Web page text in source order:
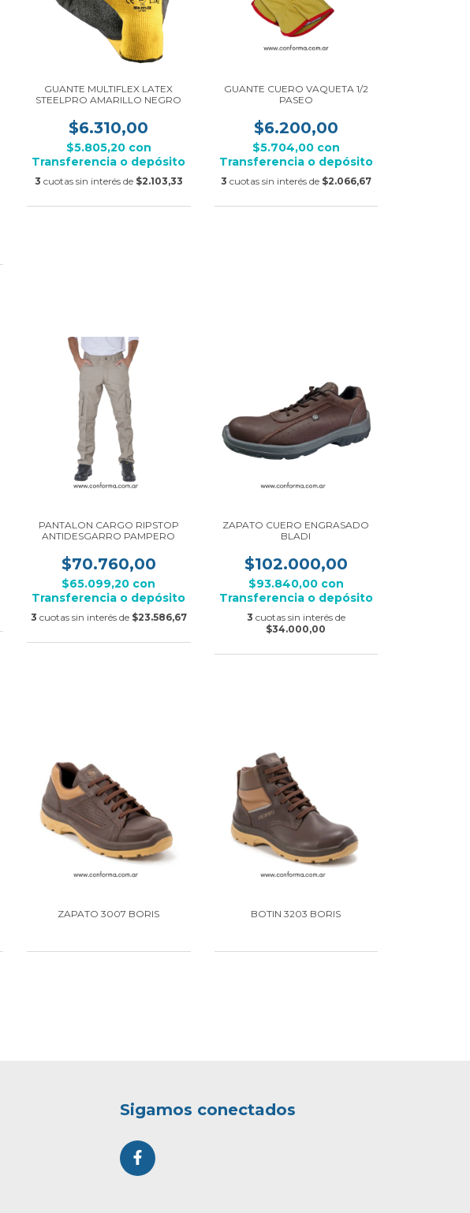
GUANTE MULTIFLEX LATEX
STEELPRO AMARILLO NEGRO
$6.310,00
$5.805,20 con
Transferencia o depósito
3 cuotas sin interés de $2.103,33
GUANTE CUERO VAQUETA 1/2
PASEO
$6.200,00
$5.704,00 con
Transferencia o depósito
3 cuotas sin interés de $2.066,67
PANTALON CARGO RIPSTOP
ANTIDESGARRO PAMPERO
$70.760,00
$65.099,20 con
Transferencia o depósito
3 cuotas sin interés de $23.586,67
ZAPATO CUERO ENGRASADO
BLADI
$102.000,00
$93.840,00 con
Transferencia o depósito
3 cuotas sin interés de
$34.000,00
ZAPATO 3007 BORIS BOTIN 3203 BORIS
Sigamos conectados